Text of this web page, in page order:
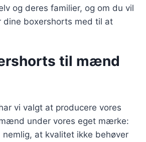
og deres familier, og om du vil
dine boxershorts med til at
til mænd
vi valgt at producere vores
under vores eget mærke:
nemlig, at kvalitet ikke behøver